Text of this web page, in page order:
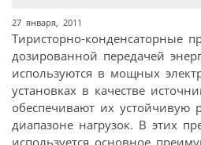
27 января, 2011
Тиристорно-конденсаторные
дозированной передачей
используются в мощных
установках в качестве
обеспечивают их устойчивую
диапазоне нагрузок. В этих
используется основное